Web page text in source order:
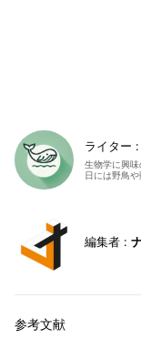
生物学に興
日には野鳥や